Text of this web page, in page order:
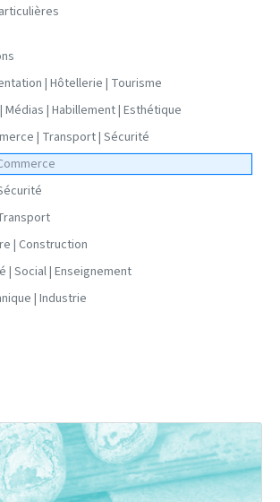
| Hôtellerie | Tourisme
Médias | Habillement | Esthétique
| Transport | Sécurité
| Construction
| Social | Enseignement
| Industrie